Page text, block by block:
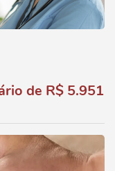
de R$ 5.951